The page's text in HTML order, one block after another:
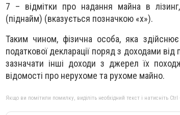
7 – відмітки про надання майна в
(піднайм) (вказується позначкою «х»).
Таким чином, фізична особа, яка
податкової декларації поряд з доходами
зазначати інші доходи з джерел їх
відомості про нерухоме та рухоме майно.
Якщо ви помітили помилку, виділіть необхідний текст і натисніть